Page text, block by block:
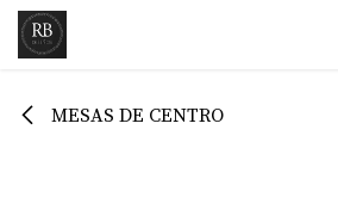
Ir al contenido
MESAS DE CENTRO